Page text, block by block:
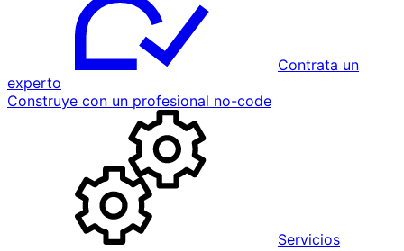
Contrata un
experto
Construye con un profesional no-code
Servicios